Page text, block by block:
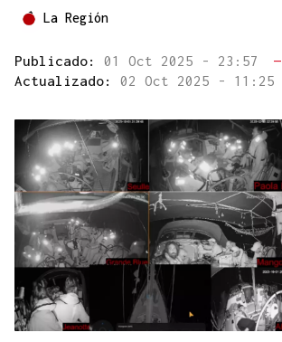
La Región
Publicado: 01 Oct 2025 - 23:57
—
Actualizado: 02 Oct 2025 - 11:25